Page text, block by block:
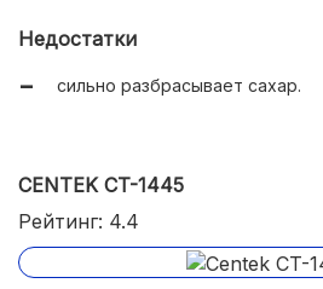
большой диаметр чаши;
легкое приготовление
Недостатки
сильно разбрасывает сахар.
CENTEK CT-1445
Рейтинг: 4.4